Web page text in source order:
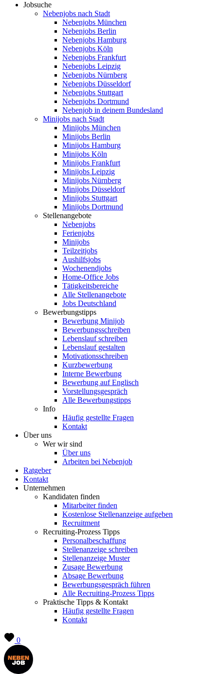
Jobsuche
Nebenjobs nach Stadt
Nebenjobs München
Nebenjobs Berlin
Nebenjobs Hamburg
Nebenjobs Köln
Nebenjobs Frankfurt
Nebenjobs Leipzig
Nebenjobs Nürnberg
Nebenjobs Düsseldorf
Nebenjobs Stuttgart
Nebenjobs Dortmund
Nebenjob in deinem Bundesland
Minijobs nach Stadt
Minijobs München
Minijobs Berlin
Minijobs Hamburg
Minijobs Köln
Minijobs Frankfurt
Minijobs Leipzig
Minijobs Nürnberg
Minijobs Düsseldorf
Minijobs Stuttgart
Minijobs Dortmund
Stellenangebote
Nebenjobs
Ferienjobs
Minijobs
Teilzeitjobs
Aushilfsjobs
Wochenendjobs
Home-Office Jobs
Tätigkeitsbereiche
Alle Stellenangebote
Jobs Deutschland
Bewerbungstipps
Bewerbung Minijob
Bewerbungsschreiben
Lebenslauf schreiben
Lebenslauf gestalten
Motivationsschreiben
Kurzbewerbung
Interne Bewerbung
Bewerbung auf Englisch
Vorstellungsgespräch
Alle Bewerbungstipps
Info
Häufig gestellte Fragen
Kontakt
Über uns
Wer wir sind
Über uns
Arbeiten bei Nebenjob
Ratgeber
Kontakt
Unternehmen
Kandidaten finden
Mitarbeiter finden
Kostenlose Stellenanzeige aufgeben
Recruitment
Recruiting-Prozess Tipps
Personalbeschaffung
Stellenanzeige schreiben
Stellenanzeige Muster
Zusage Bewerbung
Absage Bewerbung
Bewerbungsgespräch führen
Alle Recruiting-Prozess Tipps
Praktische Tipps & Kontakt
Häufig gestellte Fragen
Kontakt
0